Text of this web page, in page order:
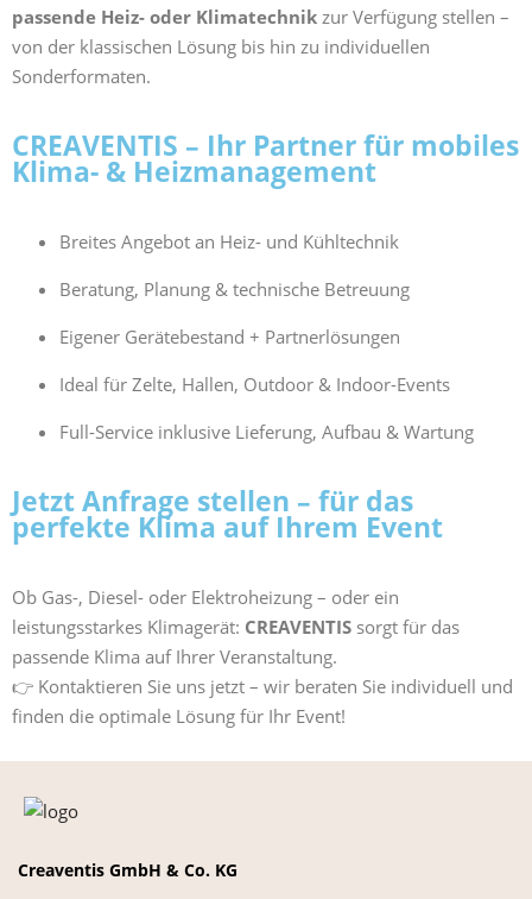
passende Heiz- oder Klimatechnik zur Verfügung stellen –
von der klassischen Lösung bis hin zu individuellen
Sonderformaten.
CREAVENTIS – Ihr Partner für mobiles
Klima- & Heizmanagement
Breites Angebot an Heiz- und Kühltechnik
Beratung, Planung & technische Betreuung
Eigener Gerätebestand + Partnerlösungen
Ideal für Zelte, Hallen, Outdoor & Indoor-Events
Full-Service inklusive Lieferung, Aufbau & Wartung
Jetzt Anfrage stellen – für das
perfekte Klima auf Ihrem Event
Ob Gas-, Diesel- oder Elektroheizung – oder ein
leistungsstarkes Klimagerät: CREAVENTIS sorgt für das
passende Klima auf Ihrer Veranstaltung.
👉 Kontaktieren Sie uns jetzt – wir beraten Sie individuell und
finden die optimale Lösung für Ihr Event!
Creaventis GmbH & Co. KG